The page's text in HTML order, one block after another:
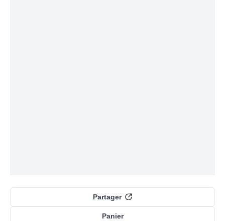
Panier
Partager